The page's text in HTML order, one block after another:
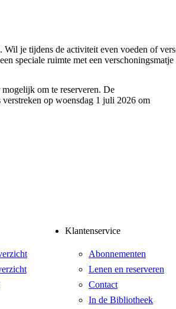
Wil je tijdens de activiteit even voeden of
speciale ruimte met een
om te reserveren. De
verstreken op woensdag 1 juli 2026 om
Klantenservice
Abonnementen
Lenen en reserveren
Contact
In de Bibliotheek